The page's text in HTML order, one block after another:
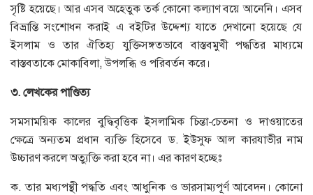
সৃষ্টি হয়েছে। আর এসব অহেতুক তর্ক কোনো কল্যাণ বয়ে আনেনি। এসব
বিভ্রান্তি সংশোধন করাই এ বইটির উদ্দেশ্য যাতে দেখানো হয়েছে যে
ইসলাম ও তার ঐতিহ্য যুক্তিসঙ্গতভাবে বাস্তবমুখী পদ্ধতির মাধ্যমে
বাস্তবতাকে মোকাবিলা, উপলব্ধি ও পরিবর্তন করে।
৩.লেখকেরপাণ্ডিত্য
সমসাময়িক কালের বুদ্ধিবৃত্তিক ইসলামিক চিন্তা-চেতনা ও দাওয়াতের
ক্ষেত্রে অন্যতম প্রধান ব্যক্তি হিসেবে ড. ইউসুফ আল কারযাভীর নাম
উচ্চারণ করলে অত্যুক্তি করা হবে না। এর কারণ হচ্ছেঃ
ক. তার মধ্যপন্থী পদ্ধতি এবং আধুনিক ও ভারসাম্যপূর্ণ আবেদন। কোনো